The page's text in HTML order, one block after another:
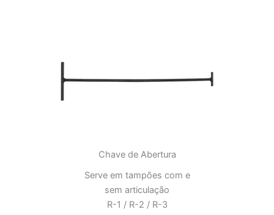
Chave de Abertura
Serve em tampões com e
sem articulação
R-1 / R-2 / R-3